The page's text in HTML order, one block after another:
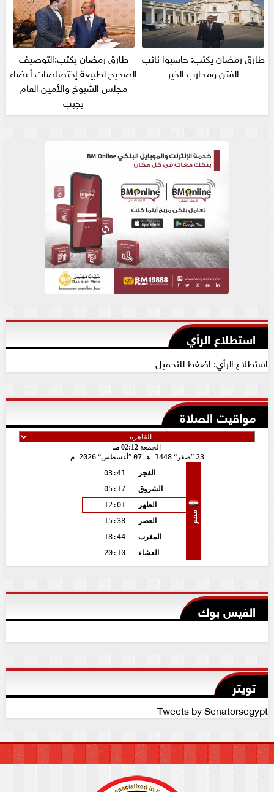
طارق رمضان يكتب: حاسبوا نائب
الفتن ومحارب الخير
طارق رمضان يكتب:التوصيف
الصحيح لطبيعة إختصاصات أعضاء
مجلس الشيوخ والأمين العام
يجيب
استطلاع الرأي
استطلاع الرأي: اضغط للتحميل
مواقيت الصلاة
الجمعة 02:12 مـ
23
صفر 1448 هـ 07 أغسطس 2026 م
مصر
الفجر
03:41
الشروق
05:17
الظهر
12:01
العصر
15:38
المغرب
18:44
العشاء
20:10
الفيس بوك
تويتر
Tweets by Senatorsegypt